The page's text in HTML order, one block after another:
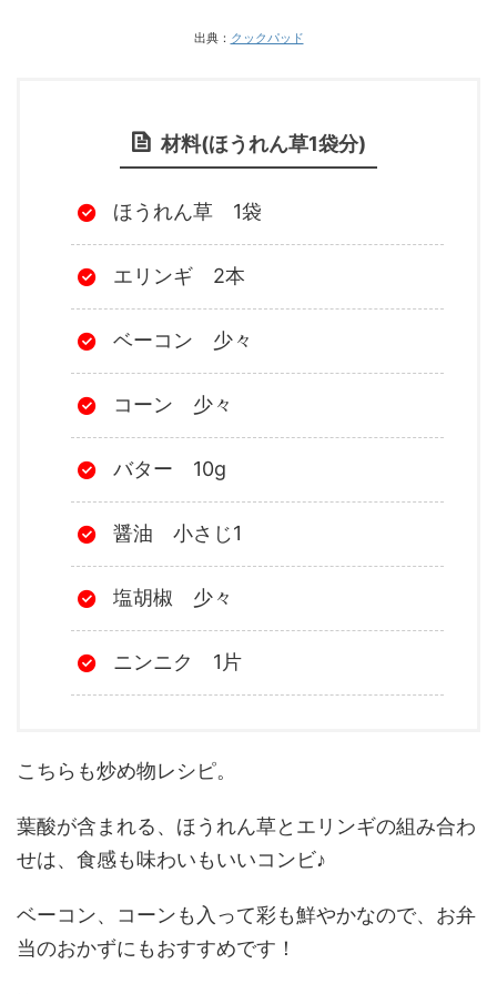
出典： クックパッド
材料(ほうれん草1袋分)
ほうれん草 1袋
エリンギ 2本
ベーコン 少々
コーン 少々
バター 10g
醤油 小さじ1
塩胡椒 少々
ニンニク 1片
こちらも炒め物レシピ。
葉酸が含まれる、ほうれん草とエリンギの組み合わ
せは、食感も味わいもいいコンビ♪
ベーコン、コーンも入って彩も鮮やかなので、お弁
当のおかずにもおすすめです！